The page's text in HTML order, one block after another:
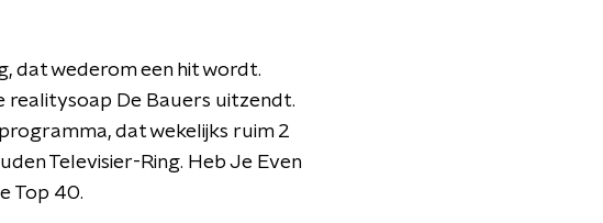
dat wederom een hit wordt.
realitysoap De Bauers uitzendt.
dat wekelijks ruim 2
Televisier-Ring. Heb Je Even
Top 40.